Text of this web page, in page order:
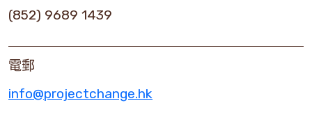
(852) 9689 1439
電郵
info@projectchange.hk